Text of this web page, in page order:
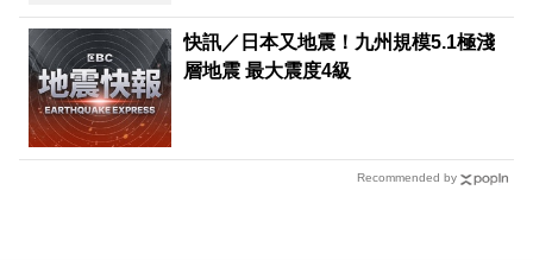
快訊／日本又地震！九州規模5.1極淺
層地震 最大震度4級
Recommended by